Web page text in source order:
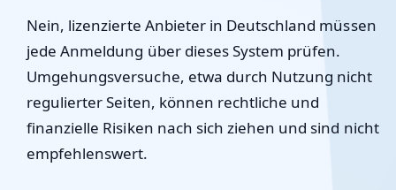
Nein, lizenzierte Anbieter in Deutschland müssen
jede Anmeldung über dieses System prüfen.
Umgehungsversuche, etwa durch Nutzung nicht
regulierter Seiten, können rechtliche und
finanzielle Risiken nach sich ziehen und sind nicht
empfehlenswert.